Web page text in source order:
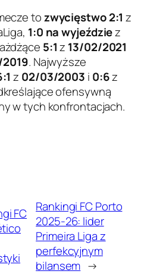
tozwycięstwo 2:1 z
1:0 na wyjeździez
5:1z 13/02/2021
. Najwyższe
z 02/03/2003 i 0:6z
ofensywną
w tych konfrontacjach.
FC
Rankingi FC Porto
2025-26: lider
Primeira Liga z
perfekcyjnym
bilansem →